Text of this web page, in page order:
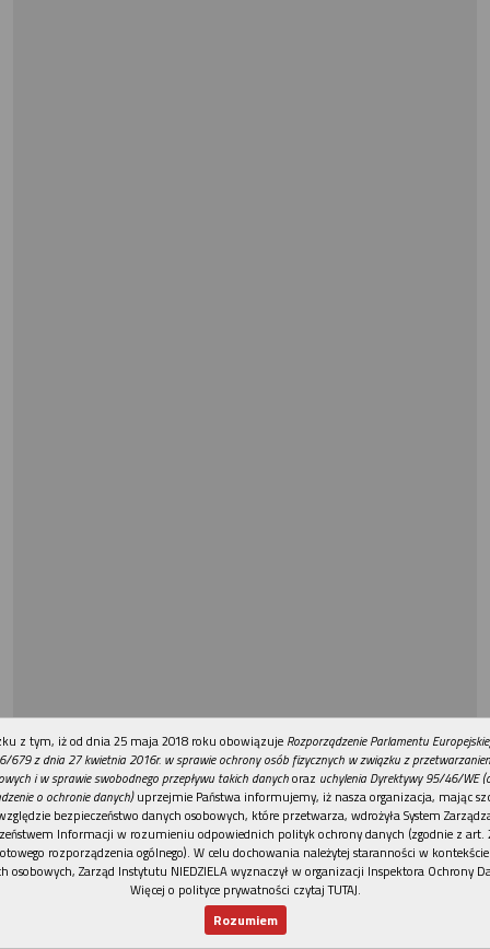
REKLAMA
z tym, iż od dnia 25 maja 2018 roku obowiązuje Rozporządzenie Parlamentu
679 z dnia 27 kwietnia 2016r. w sprawie ochrony osób fizycznych w związku z
i w sprawie swobodnego przepływu takich danychoraz uchylenia Dyrektywy 95/46/WE
o ochronie danych)uprzejmie Państwa informujemy, iż nasza organizacja, mając
bezpieczeństwo danych osobowych, które przetwarza, wdrożyła System
Informacji w rozumieniu odpowiednich polityk ochrony danych (zgodnie z art.
rozporządzenia ogólnego). W celu dochowania należytej staranności w
osobowych, Zarząd Instytutu NIEDZIELA wyznaczył w organizacji Inspektora Ochrony
Więcej o polityce prywatności czytaj TUTAJ.
Rozumiem